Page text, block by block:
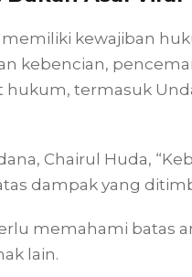
kewajiban
kebencian,
hukum, termasuk
Chairul Huda,
dampak yang
memahami batas
lain.